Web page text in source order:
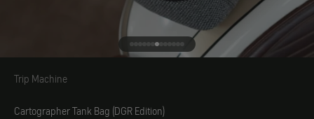
Gehe zu Element 1
Gehe zu Element 2
Gehe zu Element 3
Gehe zu Element 4
Gehe zu Element 5
Gehe zu Element 6
Gehe zu Element 7
Gehe zu Element 8
Gehe zu Element 9
Gehe zu Element 10
Gehe zu Element 11
Gehe zu Element 12
Gehe zu Element 13
Trip Machine
Trip Machine
Cartographer Tank Bag (DGR Edition)